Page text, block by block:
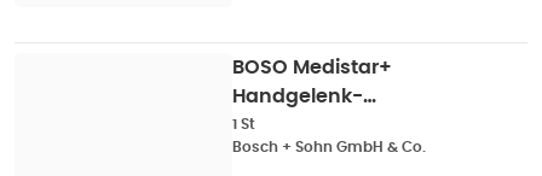
BOSO Medistar+
Handgelenk-
blutdruckmessg 1 St
1 St
Bosch + Sohn GmbH & Co.